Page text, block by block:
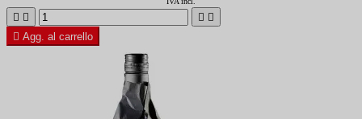
   
 Agg. al carrello